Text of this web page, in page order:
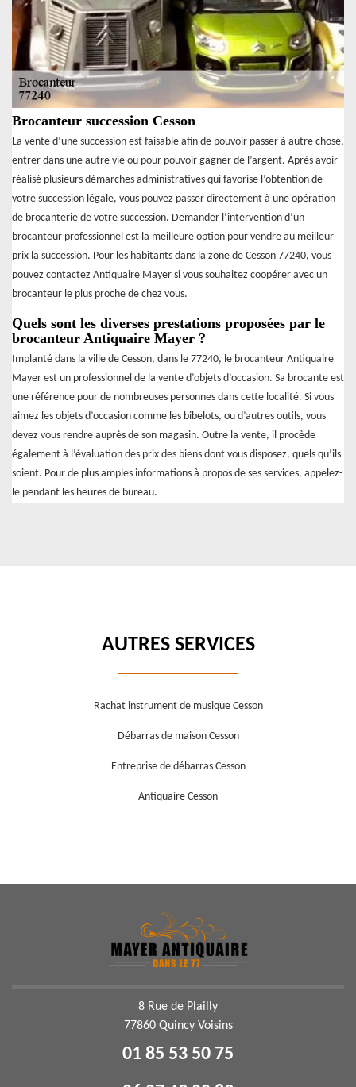
Brocanteur succession Cesson
La vente d’une succession est faisable afin de pouvoir passer à autre chose,
entrer dans une autre vie ou pour pouvoir gagner de l’argent. Après avoir
réalisé plusieurs démarches administratives qui favorise l’obtention de
votre succession légale, vous pouvez passer directement à une opération
de brocanterie de votre succession. Demander l’intervention d’un
brocanteur professionnel est la meilleure option pour vendre au meilleur
prix la succession. Pour les habitants dans la zone de Cesson 77240, vous
pouvez contactez Antiquaire Mayer si vous souhaitez coopérer avec un
brocanteur le plus proche de chez vous.
Quels sont les diverses prestations proposées par le
brocanteur Antiquaire Mayer ?
Implanté dans la ville de Cesson, dans le 77240, le brocanteur Antiquaire
Mayer est un professionnel de la vente d’objets d’occasion. Sa brocante est
une référence pour de nombreuses personnes dans cette localité. Si vous
aimez les objets d’occasion comme les bibelots, ou d’autres outils, vous
devez vous rendre auprès de son magasin. Outre la vente, il procède
également à l’évaluation des prix des biens dont vous disposez, quels qu’ils
soient. Pour de plus amples informations à propos de ses services, appelez-
le pendant les heures de bureau.
AUTRES SERVICES
Rachat instrument de musique Cesson
Débarras de maison Cesson
Entreprise de débarras Cesson
Antiquaire Cesson
8 Rue de Plailly
77860 Quincy Voisins
01 85 53 50 75